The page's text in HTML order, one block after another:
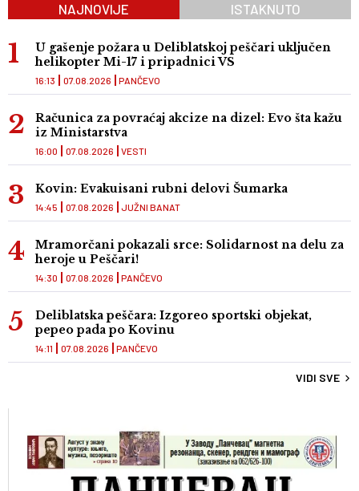
NAJNOVIJE ISTAKNUTO
U gašenje požara u Deliblatskoj peščari uključen
helikopter Mi-17 i pripadnici VS
PANČEVO
16:13 07.08.2026
Računica za povraćaj akcize na dizel: Evo šta kažu
iz Ministarstva
VESTI
16:00 07.08.2026
Kovin: Evakuisani rubni delovi Šumarka
JUŽNI BANAT
14:45 07.08.2026
Mramorčani pokazali srce: Solidarnost na delu za
heroje u Peščari!
PANČEVO
14:30 07.08.2026
Deliblatska peščara: Izgoreo sportski objekat,
pepeo pada po Kovinu
PANČEVO
14:11 07.08.2026
VIDI SVE